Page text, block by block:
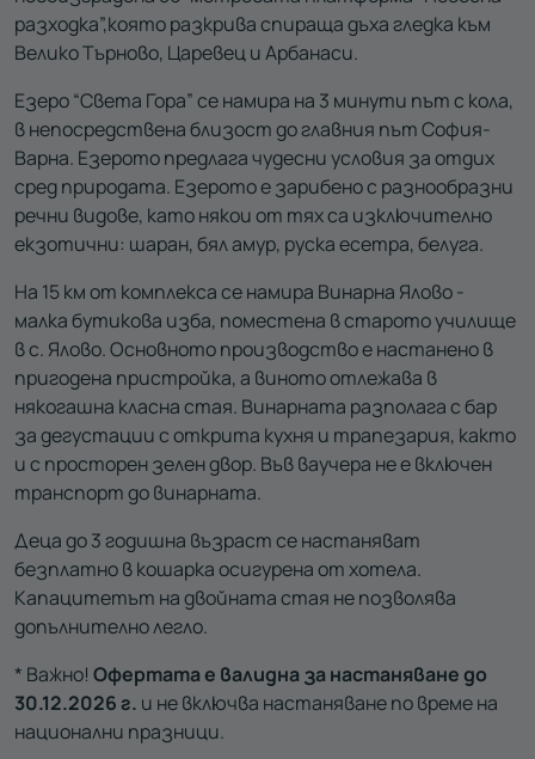
разходка”,която разкрива спираща дъха гледка към
Велико Търново, Царевец и Арбанаси.
Езеро “Света Гора” се намира на 3 минути път с кола,
в непосредствена близост до главния път София-
Варна. Езерото предлага чудесни условия за отдих
сред природата. Езерото е зарибено с разнообразни
речни видове, като някои от тях са изключително
екзотични: шаран, бял амур, руска есетра, белуга.
На 15 км от комплекса се намира Винарна Ялово -
малка бутикова изба, поместена в старото училище
в с. Ялово. Основното производство е настанено в
пригодена пристройка, а виното отлежава в
някогашна класна стая. Винарната разполага с бар
за дегустации с открита кухня и трапезария, както
и с просторен зелен двор. Във ваучера не е включен
транспорт до винарната.
Деца до 3 годишна възраст се настаняват
безплатно в кошарка осигурена от хотела.
Капацитетът на двойната стая не позволява
допълнително легло.
* Важно! Офертата е валидна за настаняване до
30.12.2026 г. и не включва настаняване по време на
национални празници.